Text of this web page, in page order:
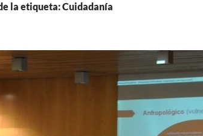
la etiqueta: Cuidadanía